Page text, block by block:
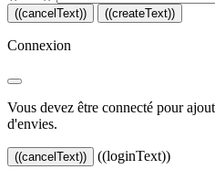
((cancelText)) ((createText))
Connexion
Vous devez être connecté pour
d'envies.
((cancelText)) ((loginText))